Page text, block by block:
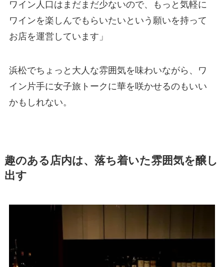
ワイン人口はまだまだ少ないので、もっと気軽に
ワインを楽しんでもらいたいという願いを持って
お店を運営しています」
浜松でちょっと大人な雰囲気を味わいながら、ワ
イン片手に女子旅トークに華を咲かせるのもいい
かもしれない。
趣のある店内は、落ち着いた雰囲気を醸し
出す